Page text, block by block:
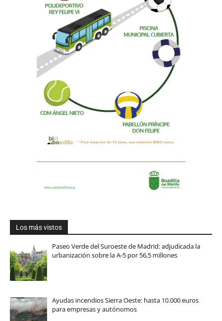
Los más vistos
Paseo Verde del Suroeste de Madrid: adjudicada la
urbanización sobre la A-5 por 56,5 millones
Ayudas incendios Sierra Oeste: hasta 10.000 euros
para empresas y autónomos